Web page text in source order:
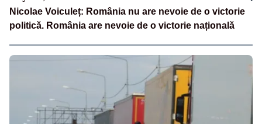
Nicolae Voiculeț: România nu are nevoie de o victorie
politică. România are nevoie de o victorie națională